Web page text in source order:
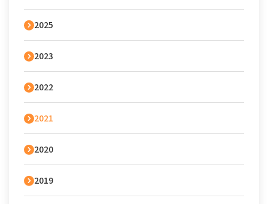
2025
2023
2022
2021
2020
2019